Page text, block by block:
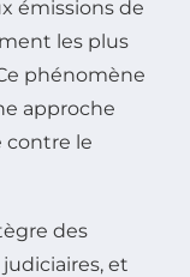
émissions de
les plus
phénomène
approche
contre le
des
et